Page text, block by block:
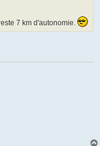
7 km d'autonomie.